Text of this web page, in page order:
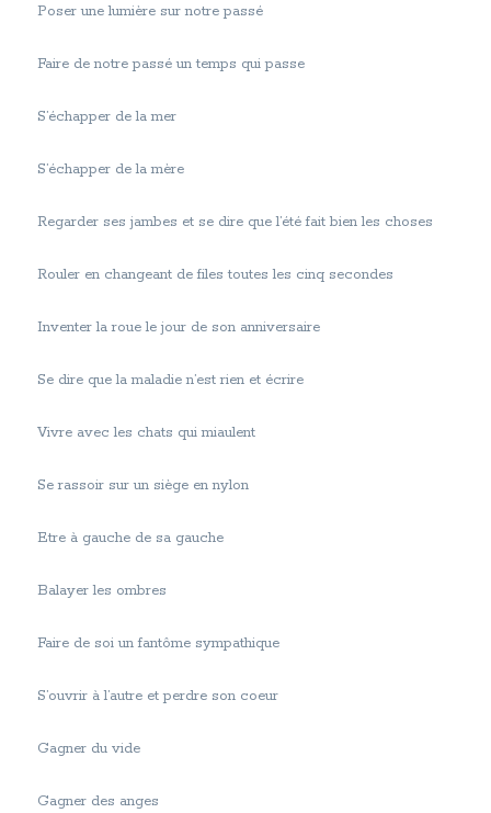
Poser une lumière sur notre passé
Faire de notre passé un temps qui passe
S’échapper de la mer
S’échapper de la mère
Regarder ses jambes et se dire que l’été fait bien les choses
Rouler en changeant de files toutes les cinq secondes
Inventer la roue le jour de son anniversaire
Se dire que la maladie n’est rien et écrire
Vivre avec les chats qui miaulent
Se rassoir sur un siège en nylon
Etre à gauche de sa gauche
Balayer les ombres
Faire de soi un fantôme sympathique
S’ouvrir à l’autre et perdre son coeur
Gagner du vide
Gagner des anges